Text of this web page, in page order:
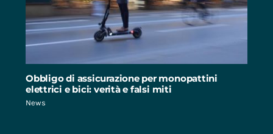
Obbligo di assicurazione per monopattini
elettrici e bici: verità e falsi miti
News